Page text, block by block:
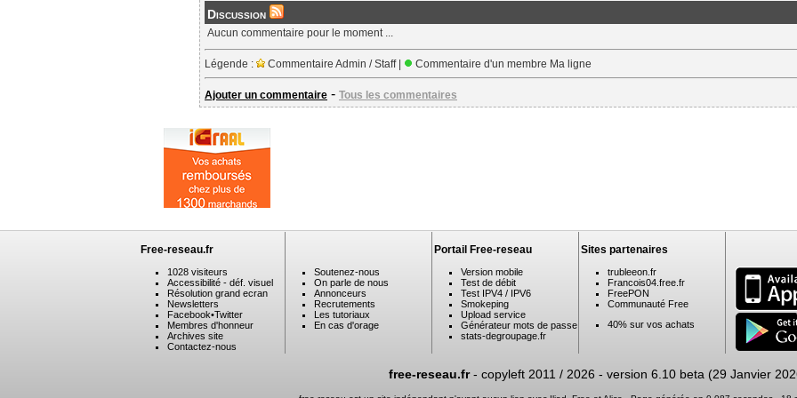
Discussion
Aucun commentaire pour le moment ...
Légende : Commentaire Admin / Staff | Commentaire d'un membre Ma ligne
Ajouter un commentaire - Tous les commentaires
Free-reseau.fr
1028 visiteurs
Accessibilité - déf. visuel
Résolution grand ecran
Newsletters
Facebook•Twitter
Membres d'honneur
Archives site
Contactez-nous
Soutenez-nous
On parle de nous
Annonceurs
Recrutements
Les tutoriaux
En cas d'orage
Portail Free-reseau
Version mobile
Test de débit
Test IPV4 / IPV6
Smokeping
Upload service
Générateur mots de passe
stats-degroupage.fr
Sites partenaires
trubleeon.fr
Francois04.free.fr
FreePON
Communauté Free
40% sur vos achats
free-reseau.fr- copyleft 2011 / 2026 - version 6.10 beta (29 Janvier